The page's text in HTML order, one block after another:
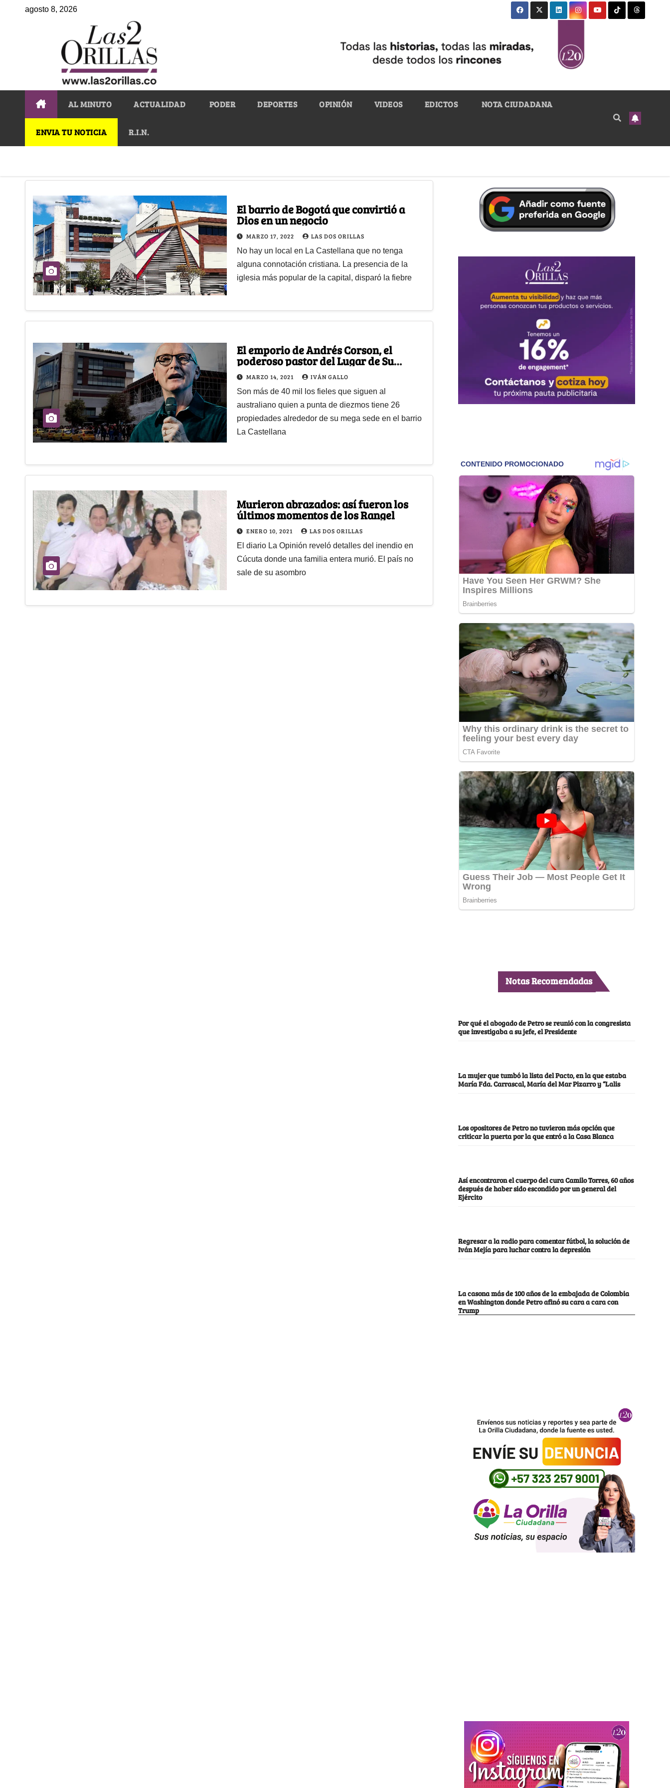
agosto 8, 2026
AL MINUTO ACTUALIDAD PODER DEPORTES OPINIÓN VIDEOS EDICTOS NOTA CIUDADANA
ENVIA TU NOTICIA R.I.N.
El barrio de Bogotá que convirtió a
Dios en un negocio
MARZO 17, 2022 LAS DOS ORILLAS
No hay un local en La Castellana que no tenga
alguna connotación cristiana. La presencia de la
iglesia más popular de la capital, disparó la fiebre
El emporio de Andrés Corson, el
poderoso pastor del Lugar de Su
Presencia
MARZO 14, 2021 IVÁN GALLO
Son más de 40 mil los fieles que siguen al
australiano quien a punta de diezmos tiene 26
propiedades alrededor de su mega sede en el barrio
La Castellana
Murieron abrazados: así fueron los
últimos momentos de los Rangel
ENERO 10, 2021 LAS DOS ORILLAS
El diario La Opinión reveló detalles del inendio en
Cúcuta donde una familia entera murió. El país no
sale de su asombro
Notas Recomendadas
Por qué el abogado de Petro se reunió con la congresista
que investigaba a su jefe, el Presidente
La mujer que tumbó la lista del Pacto, en la que estaba
María Fda. Carrascal, María del Mar Pizarro y “Lalis
Los opositores de Petro no tuvieron más opción que
criticar la puerta por la que entró a la Casa Blanca
Así encontraron el cuerpo del cura Camilo Torres, 60 años
después de haber sido escondido por un general del
Ejército
Regresar a la radio para comentar fútbol, la solución de
Iván Mejía para luchar contra la depresión
La casona más de 100 años de la embajada de Colombia
en Washington donde Petro afinó su cara a cara con
Trump